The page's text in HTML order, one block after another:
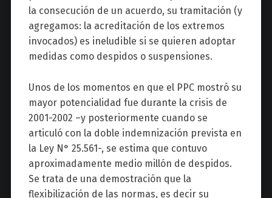
la consecución de un acuerdo, su tramitación (y
agregamos: la acreditación de los extremos
invocados) es ineludible si se quieren adoptar
medidas como despidos o suspensiones.
Unos de los momentos en que el PPC mostró su
mayor potencialidad fue durante la crisis de
2001-2002 –y posteriormente cuando se
articuló con la doble indemnización prevista en
la Ley N° 25.561-, se estima que contuvo
aproximadamente medio millón de despidos.
Se trata de una demostración que la
flexibilización de las normas, es decir su